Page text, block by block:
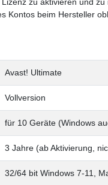
Kontos beim Hersteller
Avast! Ultimate
Vollversion
für 10 Geräte (Windows
3 Jahre (ab Aktivierung,
32/64 bit Windows 7-11,